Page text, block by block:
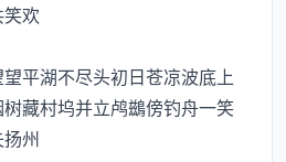
欢
平湖不尽头初日苍凉波底上
藏村坞并立鸬鷀傍钓舟一笑
州